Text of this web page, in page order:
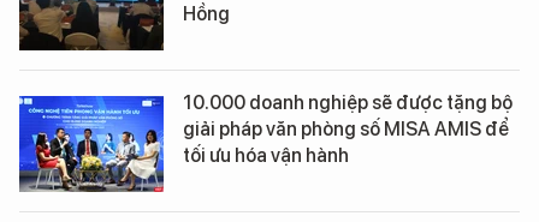
Hồng
10.000 doanh nghiệp sẽ được tặng bộ
giải pháp văn phòng số MISA AMIS để
tối ưu hóa vận hành